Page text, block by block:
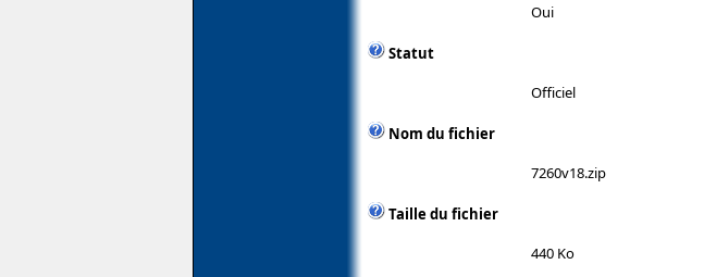
Oui
Statut
Officiel
Nom du fichier
7260v18.zip
Taille du fichier
440 Ko